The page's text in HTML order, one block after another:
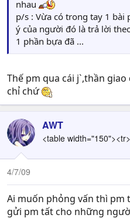
nhau
p/s : Vừa có trong tay 1 bài
ý của người đó là trả lời
1 phần bựa đã ...
Thế pm qua cái j`,thần
chỉ chứ
AWT
<table
4/7/09
Ai muốn phỏng vấn thì pm
gửi pm tất cho những